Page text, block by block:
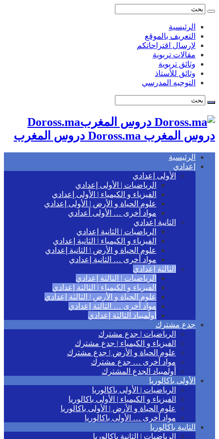
الرئيسية
التعريف بالموقع
لإرسال اقتراحاتكم
مقالات تربوية
وثائق تربوية
وثائق للأستاذ
التوجيه المدرسي
Doross.ma
دروس المغرب Doross.ma دروس المغرب
الرئيسية
إعدادي
الأولى إعدادي
الرياضيات | الأولى إعدادي
الفيزياء و الكيمياء | الأولى إعدادي
علوم الحياة و الأرض | الأولى إعدادي
مواد أخرى … الأولى أعدادي
الثانية إعدادي
الرياضيات | الثانية إعدادي
الفيزياء و الكيمياء | الثانية إعدادي
علوم الحياة و الأرض | الثانية إعدادي
مواد أخرى … الثانية إعدادي
الثالثة إعدادي
الرياضيات | الثالثة إعدادي
الفيزياء و الكيمياء | الثالثة إعدادي
علوم الحياة و الأرض | الثالثة إعدادي
مواد أخرى … الثالثة إعدادي
أولمبياد الثالثة إعدادي
جدع مشترك
الرياضيات | جدع مشترك
الفيزياء و الكيمياء | جدع مشترك
علوم الحياة و الأرض | جدع مشترك
مواد أخرى … جدع مشترك
أولمبياد الجدع المشترك
الأولى باكالوريا
الرياضيات | الأولى باكالوريا
الفيزياء و الكيمياء | الأولى باكالوريا
علوم الحياة و الأرض | الأولى باكالوريا
مواد أخرى … الأولى باكالوريا
الثانية باكالوريا
الرياضيات | الثانية باكالوريا